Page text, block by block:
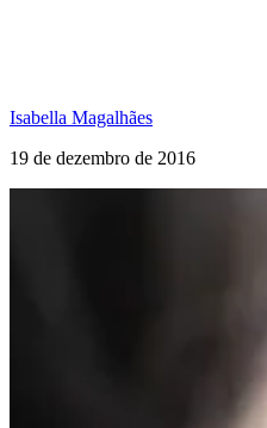
Isabella Magalhães
19 de dezembro de 2016